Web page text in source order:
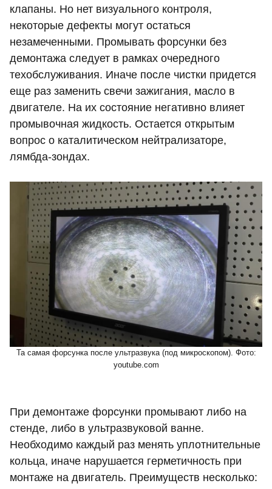
клапаны. Но нет визуального контроля,
некоторые дефекты могут остаться
незамеченными. Промывать форсунки без
демонтажа следует в рамках очередного
техобслуживания. Иначе после чистки придется
еще раз заменить свечи зажигания, масло в
двигателе. На их состояние негативно влияет
промывочная жидкость. Остается открытым
вопрос о каталитическом нейтрализаторе,
лямбда-зондах.
Та самая форсунка после ультразвука (под микроскопом). Фото:
youtube.com
При демонтаже форсунки промывают либо на
стенде, либо в ультразвуковой ванне.
Необходимо каждый раз менять уплотнительные
кольца, иначе нарушается герметичность при
монтаже на двигатель. Преимуществ несколько: